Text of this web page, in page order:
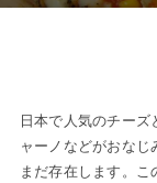
日本で人気のチー
ャーノなどがおな
まだ存在します。